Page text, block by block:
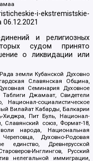
i-ekstremistskie-
06.12.2021
и религиозных
судом принято
о ликвидации или
земли Кубанской Духовно
Славянская Община,
Семинария Духовное
Джамаат, Свидетели
Национал-социалистическое
Вилайат Кабарды, Балкарии
Пит Буль, Национал-
Славянский союз, Формат-18,
народа, Национальная
Духовно-Родовая
единство, Древнерусской
Инглингов, Русский
нелегальной иммиграции,